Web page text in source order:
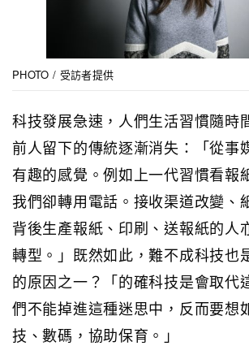
PHOTO / 受訪者提供
科技發展急速，人們生活習慣隨時
前人留下的傳統逐漸消失：「從事
有趣的感覺。例如上一代習慣看報
我們卻轉用電話。接收渠道改變、
背後生產報紙、印刷、送報紙的人
轉型。」既然如此，難不成科技也
的原因之一？「的確科技是會取代
們不能掉進這種迷思中，反而要想
技、數碼，協助保育。」